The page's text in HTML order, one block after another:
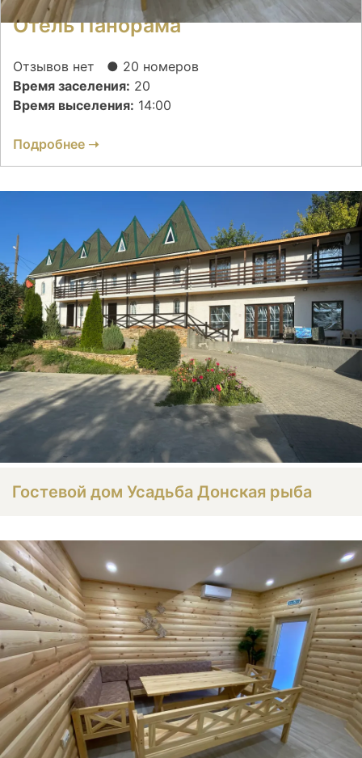
Отель Панорама
Отзывов нет
● 20 номеров
Время заселения: 20
Время выселения: 14:00
Подробнее ➝
Гостевой дом Усадьба Донская рыба